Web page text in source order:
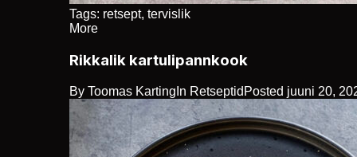
Tags: retsept, tervislik
More
Rikkalik kartulipannkook
By Toomas Karting In Retseptid Posted juuni 20,